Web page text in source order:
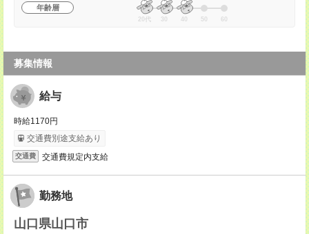
年齢層
20代 30 40 50 60
募集情報
給与
時給1170円
交通費別途支給あり
交通費 交通費規定内支給
勤務地
山口県山口市